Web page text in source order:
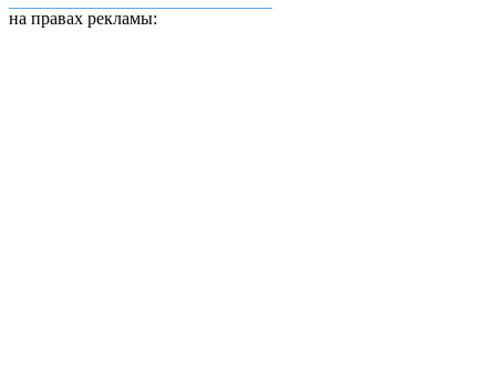
на правах рекламы: